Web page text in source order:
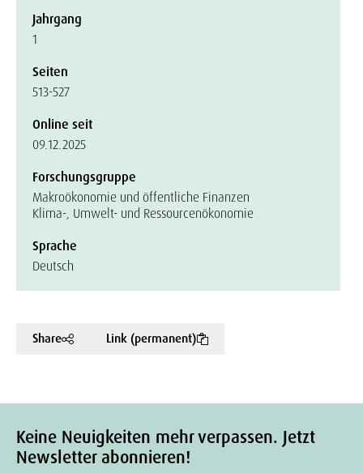
Jahrgang
1
Seiten
513-527
Online seit
09.12.2025
Forschungsgruppe
Makroökonomie und öffentliche Finanzen
Klima-, Umwelt- und Ressourcenökonomie
Sprache
Deutsch
Share Link (permanent)
Keine Neuigkeiten mehr verpassen. Jetzt
Newsletter abonnieren!